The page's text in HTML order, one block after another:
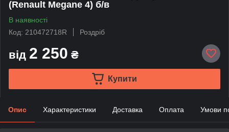
(Renault Megane 4) б/в
В наявності
Код: 210472718R
Роздріб
від 2 250 ₴
Купити
Опис Характеристики Доставка Оплата Умови